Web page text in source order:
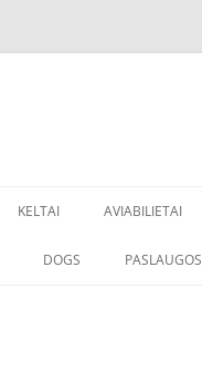
KELTAI AVIABILIETAI
DOGS PASLAUGOS